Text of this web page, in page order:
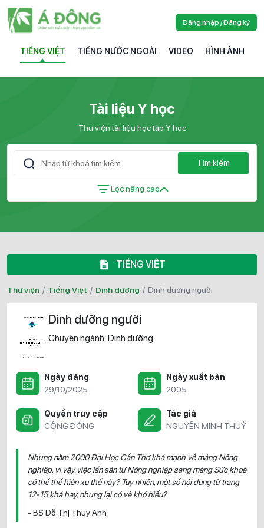
TIẾNG VIỆT TIẾNG NƯỚC NGOÀI VIDEO HÌNH ẢNH
Đăng nhập / Đăng ký
Tài liệu Y học
Thư viện tài liệu học tập Y học
Tìm kiếm
Lọc nâng cao
TIẾNG VIỆT
Thư viện / Tiếng Việt / Dinh dưỡng / dinh dưỡng người
Dinh dưỡng người
Chuyên ngành: Dinh dưỡng
Ngày đăng
29/10/2025
Ngày xuất bản
2005
Quyền truy cập
CỘNG ĐỒNG
Tác giả
NGUYỄN MINH THUỶ
Nhưng năm 2000 Đại Học Cần Thơ khá mạnh về mảng Nông
nghiệp, vì vậy việc lấn sân từ Nông nghiệp sang mảng Sức khoẻ
có thể thể hiện xu thế này? Tuy nhiên, một số nội dung từ trang
12-15 khá hay, nhưng lại có vẻ khó hiểu?
- BS Đỗ Thị Thuý Anh